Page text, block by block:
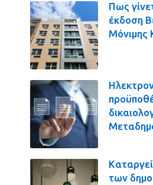
Πως
έκδοση
Μόνιμης
των